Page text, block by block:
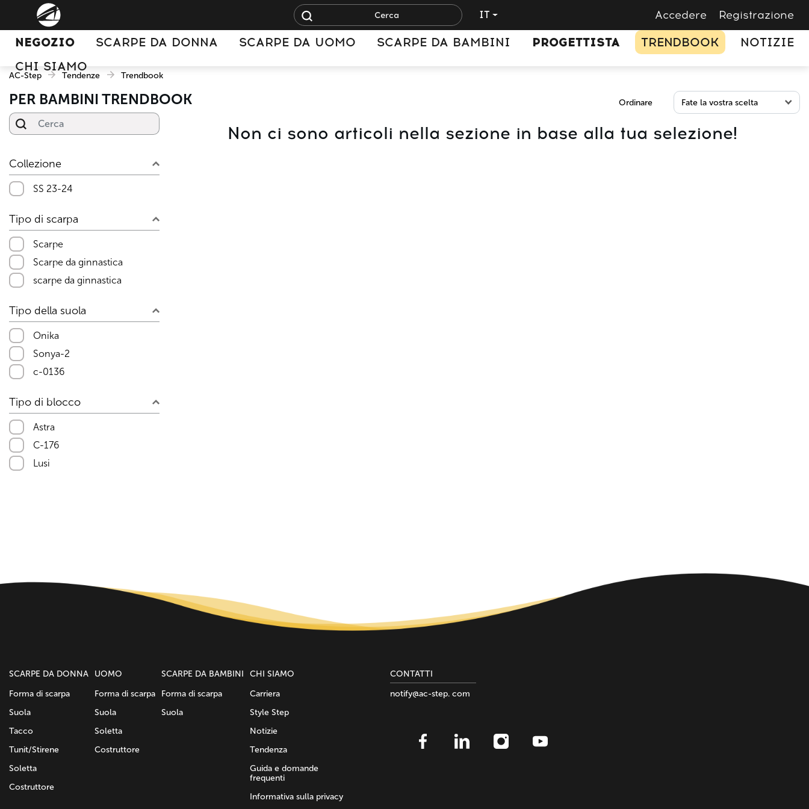
IT Accedere Registrazione
NEGOZIO SCARPE DA DONNA SCARPE DA UOMO SCARPE DA BAMBINI PROGETTISTA TRENDBOOK
NOTIZIE
CHI SIAMO
AC-Step Tendenze Trendbook
PER BAMBINI TRENDBOOK
Cerca
Collezione
SS 23-24
Tipo di scarpa
Scarpe
Scarpe da ginnastica
scarpe da ginnastica
Tipo della suola
Onika
Sonya-2
c-0136
Tipo di blocco
Astra
C-176
Lusi
Ordinare
Non ci sono articoli nella sezione in base alla tua selezione!
SCARPE DA DONNA
Forma di scarpa
Suola
Tacco
Tunit/Stirene
Soletta
Costruttore
UOMO
Forma di scarpa
Suola
Soletta
Costruttore
SCARPE DA BAMBINI
Forma di scarpa
Suola
CHI SIAMO
Carriera
Style Step
Notizie
Tendenza
Guida e domande
frequenti
Informativa sulla privacy
СONTATTI
notify@ac-step. com